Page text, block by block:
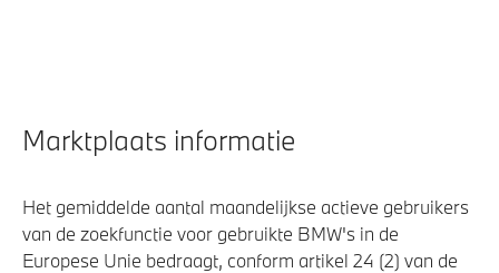
Marktplaats informatie
Het gemiddelde aantal maandelijkse actieve gebruikers
van de zoekfunctie voor gebruikte BMW's in de
Europese Unie bedraagt, conform artikel 24 (2) van de